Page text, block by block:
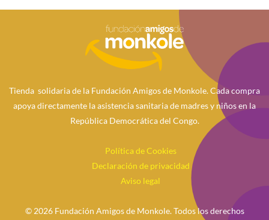
Tienda solidaria de la Fundación Amigos de Monkole. Cada compra
apoya directamente la asistencia sanitaria de madres y niños en la
República Democrática del Congo.
Política de Cookies
Declaración de privacidad
Aviso legal
© 2026 Fundación Amigos de Monkole. Todos los derechos